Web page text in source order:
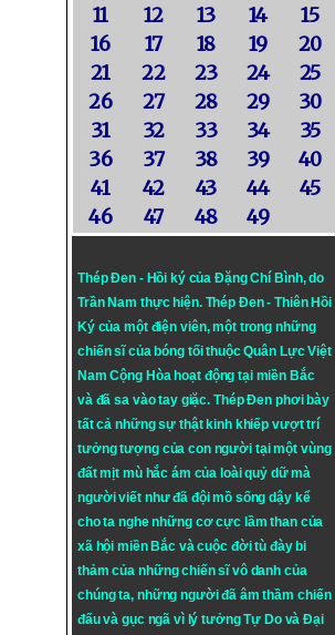
11
12 13 14
15
16
17 18 19
20
21
22 23 24
25
26
27 28 29
30
31
32 33 34
35
36
37 38 39
40
41
42 43 44
45
46
47 48 49
Thép Đen - Hồi ký của Đặng Chí Bình, do
Trần Nam thực hiện. Thép Đen- Thiên Hồi
Ký của một điện viên, một trong những
chiến sĩ của bóng tối thuộc Quân Lực Việt
Nam Cộng Hòa hoạt động tại miền Bắc
và đã sa vào tay giặc. Thép Đen phơi bày
tất cả những sự thật kinh khiếp vượt trí
tưởng tượng của con người tại một vùng
đất mịt mù hắc ám của loài quỷ dữ mà
người viết như đã đội mồ sống dậy kể
cho ta nghe những cơ cực lầm than của
xã hội miền Bắc và cuộc đời tù đày bi
thảm của những chiến sĩ vô danh của
chúng ta, những người đã âm thầm chiến
đấu và gục ngã vì lý tưởngTự DovàĐại